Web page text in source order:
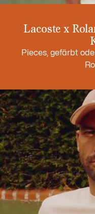
Lacoste x
Pieces, gefärbt